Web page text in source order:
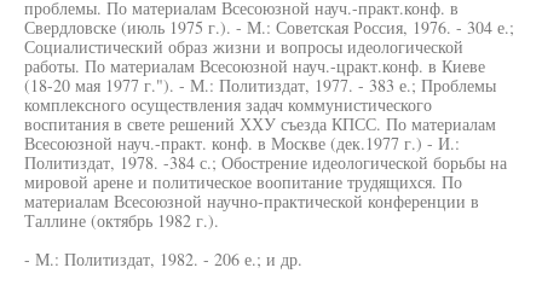
проблемы. По материалам Всесоюзной науч.-практ.конф. в
Свердловске (июль 1975 г.). - М.: Советская Россия, 1976. - 304 е.;
Социалистический образ жизни и вопросы идеологической
работы. По материалам Всесоюзной науч.-цракт.конф. в Киеве
(18-20 мая 1977 г."). - М.: Политиздат, 1977. - 383 е.; Проблемы
комплексного осуществления задач коммунистического
воспитания в свете решений ХХУ съезда КПСС. По материалам
Всесоюзной науч.-практ. конф. в Москве (дек.1977 г.) - И.:
Политиздат, 1978. -384 с.; Обострение идеологической борьбы на
мировой арене и политическое воопитание трудящихся. По
материалам Всесоюзной научно-практической конференции в
Таллине (октябрь 1982 г.).
- М.: Политиздат, 1982. - 206 е.; и др.